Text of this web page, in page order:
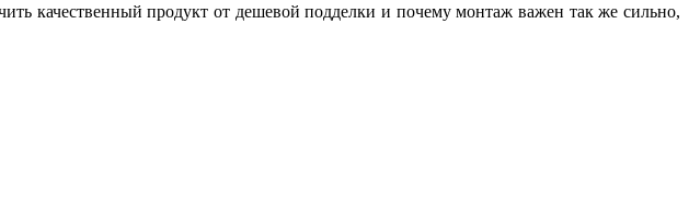
качественный продукт от дешевой подделки и почему монтаж важен так же сильно,